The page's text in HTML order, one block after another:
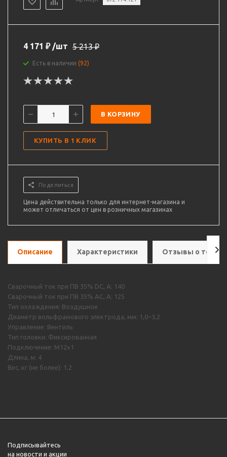
4 171 ₽ /шт 5 213₽
Есть в наличии (92)
В КОРЗИНУ
КУПИТЬ В 1 КЛИК
Поделиться
Цена действительна только для интернет-магазина и
может отличаться от цен в розничных магазинах
Описание Характеристики Отзывы о
Сварочный ток при ПВ 35% DC, А: 140
Сварочный ток при ПВ 35% AC, А: 125
Тип охлаждения: Воздушное
Диаметр вольфрамового электрода, мм: 1,0–3,2
Управление: Вентиль
Тип головки: Фиксированная
Подключение: M12х1
Длина, м: 4
Вес, кг (не более): 1,2
Подписывайтесь
на новости и акции